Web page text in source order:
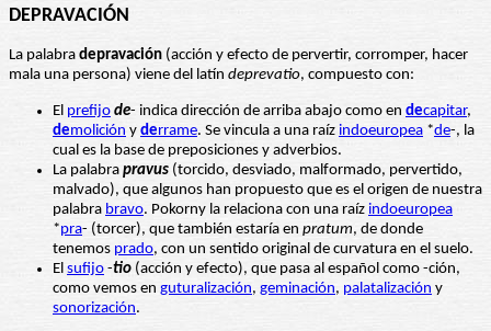
DEPRAVACIÓN
La palabra depravación (acción y efecto de pervertir, corromper, hacer
mala una persona) viene del latín deprevatio, compuesto con:
El prefijo de- indica dirección de arriba abajo como en decapitar,
demolición y derrame. Se vincula a una raíz indoeuropea *de-, la
cual es la base de preposiciones y adverbios.
La palabra pravus (torcido, desviado, malformado, pervertido,
malvado), que algunos han propuesto que es el origen de nuestra
palabra bravo. Pokorny la relaciona con una raíz indoeuropea
*pra- (torcer), que también estaría en pratum, de donde
tenemos prado, con un sentido original de curvatura en el suelo.
El sufijo -tio (acción y efecto), que pasa al español como -ción,
como vemos en guturalización, geminación, palatalización y
sonorización.